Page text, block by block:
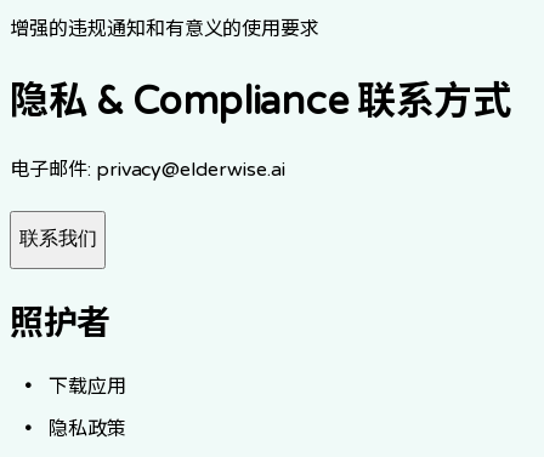
增强的违规通知和有意义的使用要求
隐私 & Compliance 联系方式
电子邮件: privacy@elderwise.ai
联系我们
照护者
下载应用
隐私政策